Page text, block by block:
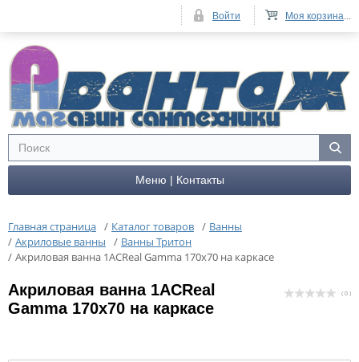
Меню | Контакты
Главная страница / Каталог товаров / Ванны
/ Акриловые ванны / Ванны Тритон
/ Акриловая ванна 1ACReal Gamma 170х70 на каркасе
Акриловая ванна 1ACReal
Gamma 170х70 на каркасе
( 0 )
Моя корзина...
Войти